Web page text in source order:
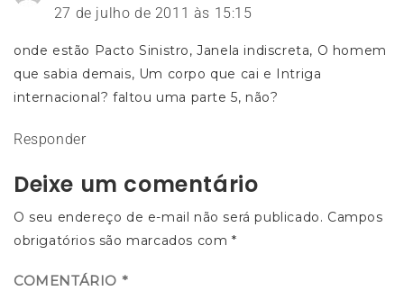
27 de julho de 2011 às 15:15
onde estão Pacto Sinistro, Janela indiscreta, O homem
que sabia demais, Um corpo que cai e Intriga
internacional? faltou uma parte 5, não?
Responder
Deixe um comentário
O seu endereço de e-mail não será publicado. Campos
obrigatórios são marcados com*
COMENTÁRIO *